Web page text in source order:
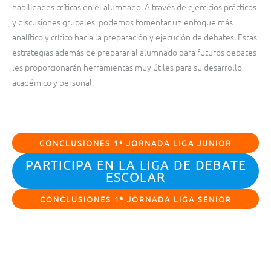
habilidades críticas en el alumnado. A través de ejercicios prácticos
y discusiones grupales, podemos fomentar un enfoque más
analítico y crítico hacia la preparación y ejecución de debates. Estas
estrategias además de preparar al alumnado para futuros debates
les proporcionarán herramientas muy útiles para su desarrollo
académico y personal.
CONCLUSIONES 1ª JORNADA LIGA JUNIOR
PARTICIPA EN LA LIGA DE DEBATE
ESCOLAR
CONCLUSIONES 1ª JORNADA LIGA SENIOR